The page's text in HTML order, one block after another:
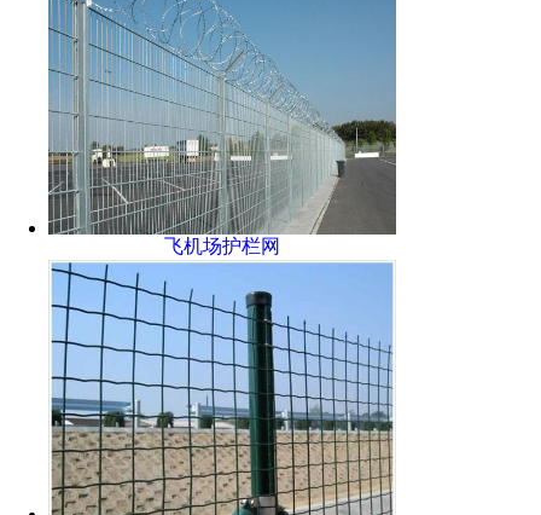
飞机场护栏网